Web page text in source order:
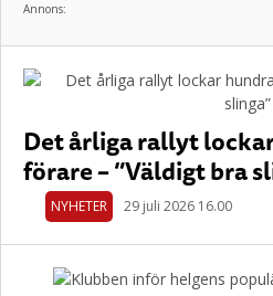
Annons:
Det årliga rallyt
förare – ”Väldigt bra
NYHETER 29 juli 2026 16.00